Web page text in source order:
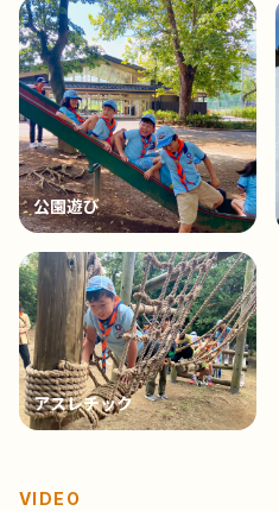
公園遊び
アスレチック
VIDEO